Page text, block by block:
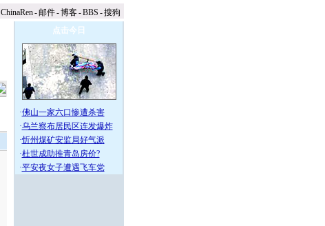
ChinaRen-邮件-博客-BBS -搜狗
点击今日
·佛山一家六口惨遭杀害
·乌兰察布居民区连发爆炸
·忻州煤矿安监局好气派
·杜世成助推青岛房价?
·平安夜女子遭遇飞车党